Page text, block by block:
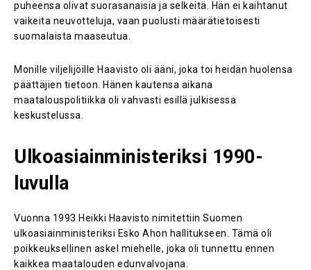
puheensa olivat suorasanaisia ja selkeitä. Hän ei kaihtanut
vaikeita neuvotteluja, vaan puolusti määrätietoisesti
suomalaista maaseutua.
Monille viljelijöille Haavisto oli ääni, joka toi heidän huolensa
päättäjien tietoon. Hänen kautensa aikana
maatalouspolitiikka oli vahvasti esillä julkisessa
keskustelussa.
Ulkoasiainministeriksi 1990-
luvulla
Vuonna 1993 Heikki Haavisto nimitettiin Suomen
ulkoasiainministeriksi Esko Ahon hallitukseen. Tämä oli
poikkeuksellinen askel miehelle, joka oli tunnettu ennen
kaikkea maatalouden edunvalvojana.